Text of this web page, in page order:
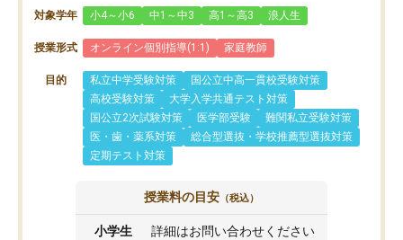
対象学年 小4～小6 中1～中3 高1～高3 浪人生
授業形式 オンライン個別指導(1:1) 家庭教師
目的 私立中学受験対策
国公立中高一貫校受験対策
高校受験対策
大学入学共通テスト対策
国公立2次試験対策
医学部受験
難関私立受験対策
医・歯・薬系対策
総合型選抜・学校推薦型選抜対策
定期テスト対策
授業料の目安 （税込）
小学生 詳細はお問い合わせください